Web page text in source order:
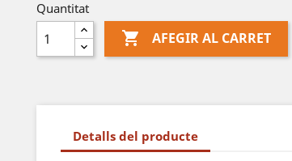
Quantitat
 AFEGIR AL CARRET
Detalls del producte